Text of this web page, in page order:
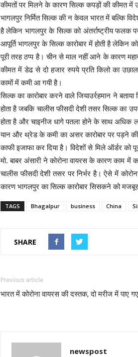
कीमतों पर मिलने के कारण सिल्क कपड़ों की कीमत में
भागलपुर निर्मित सिल्क की न केवल भारत में बल्कि
है लेकिन भागलपुर के सिल्क को अंतर्राष्ट्रीय फलक
आपूर्ति भागलपुर के सिल्क कारोबार में होती है लेकिन
पूरी तरह ठप्प है। चीन से माल नहीं आने के कारण
कीमत में डेढ से दो हजार रुपये प्रति किलो का
कामों में कमी आ गयी है।
सिल्क का कारोबार करने वाले जियाउर्रहमान ने
होता है जबकि चालीस फीसदी देशी तसर सिल्क का
होता है और चाइनीज धागे पतला होने के साथ अधिक
यान और थ्रेड के कमी का असर कारोबार पर पड़ने की
काफी इजाफा कर दिया है। विदेशों से मिले ऑर्डर को
मो. बाबर अंसारी ने कोरोना वायरस के कारण काम में
चालीस फीसदी देशी तसर पर निर्भर है। ऐसे में
कारण भागलपुर का सिल्क कारोबार सिसकने को
TAGS Bhagalpur business China
SHARE
Previous article
भारत में कोरोना वायरस की दस्तक, दो मरीज में पाए
newspost